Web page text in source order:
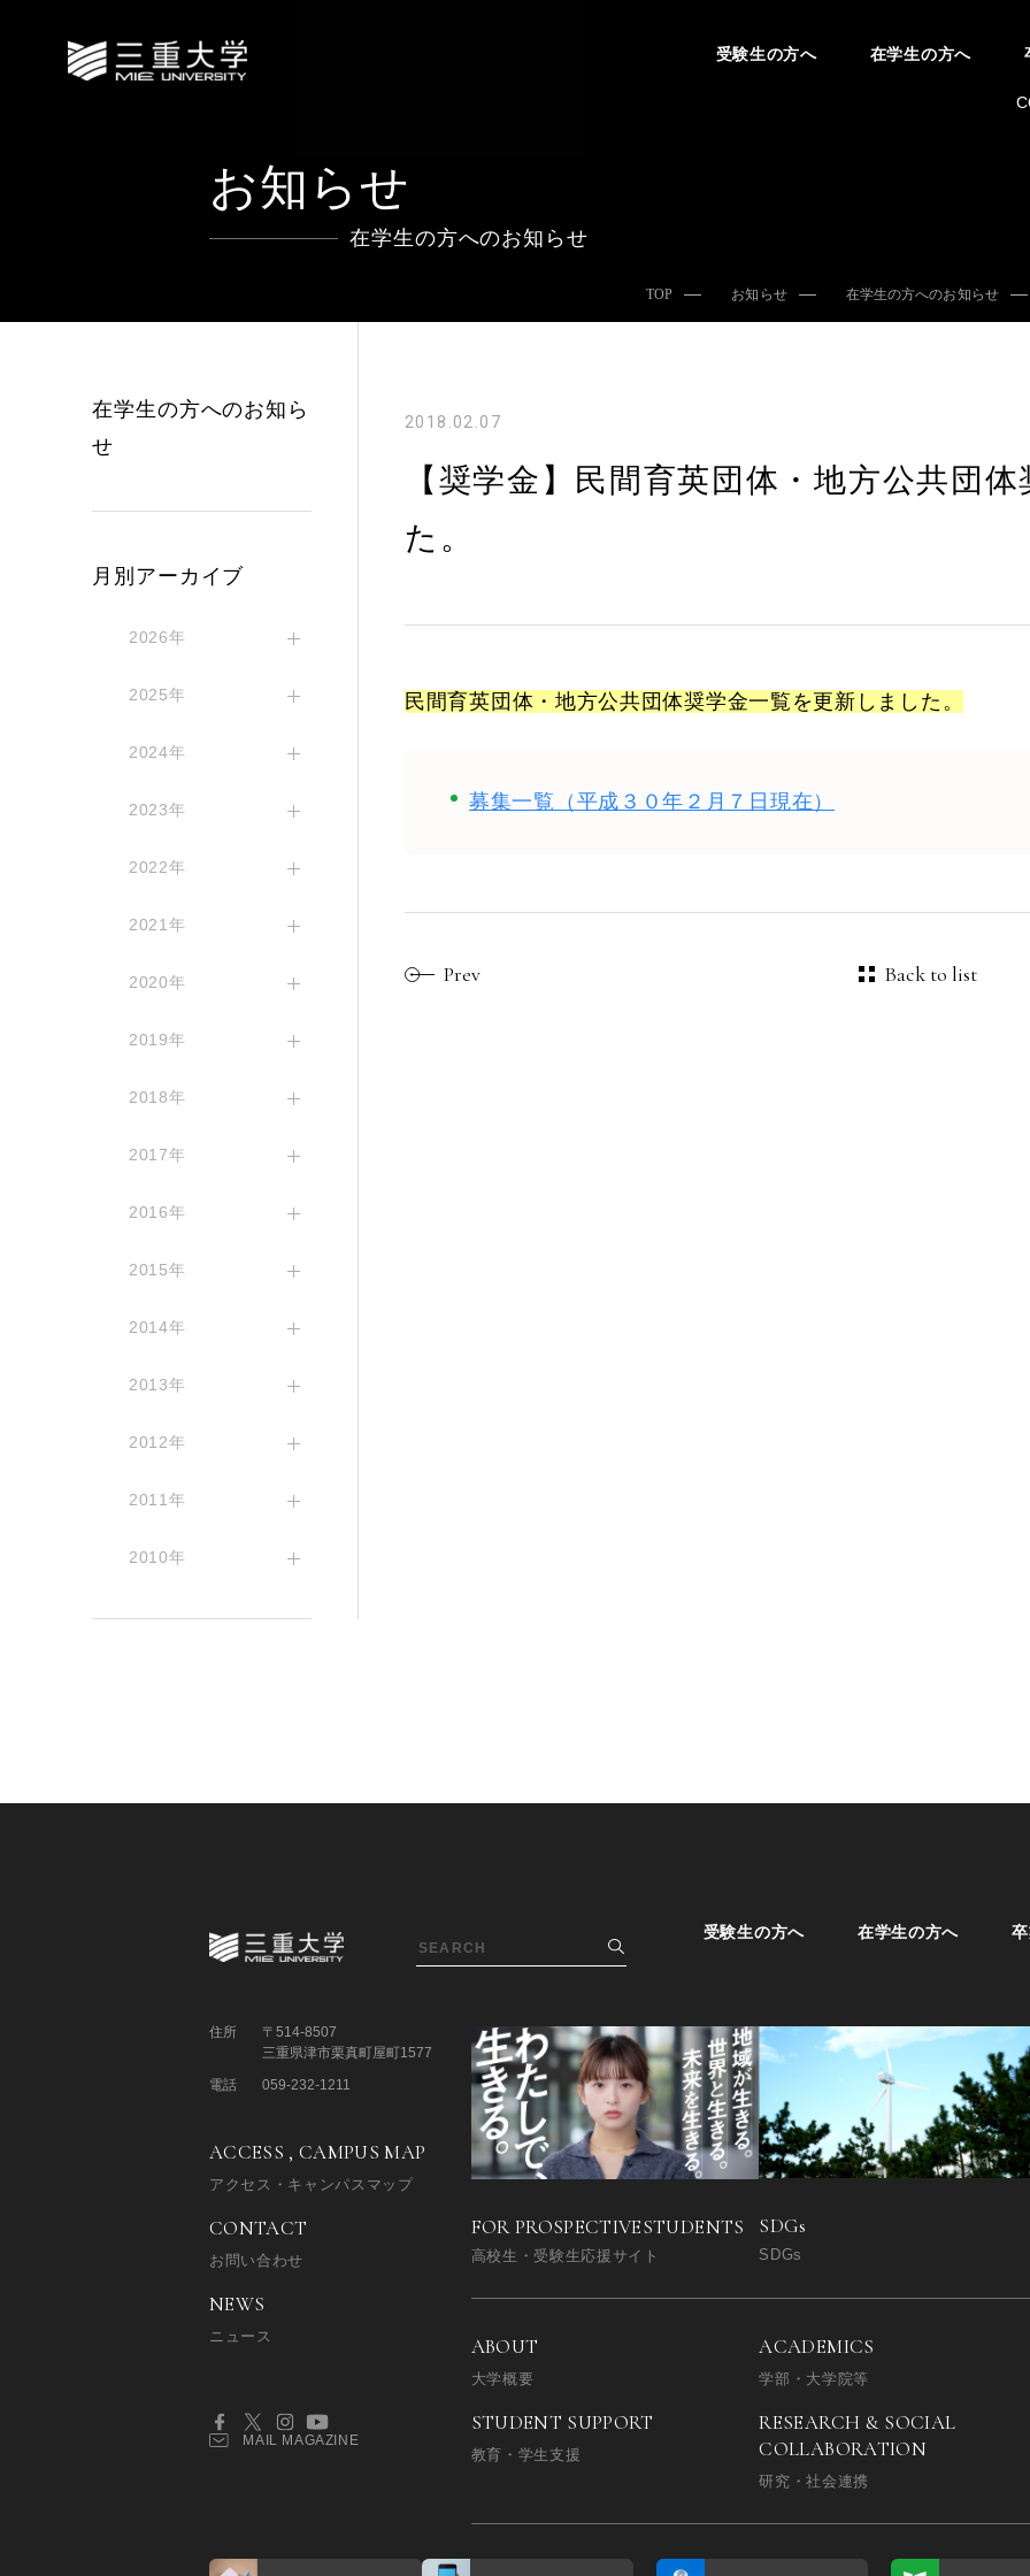
受験生の方へ 在学生の方へ
お知らせ
在学生の方へのお知らせ
TOP お知らせ 在学生の方へのお知らせ
2018.02.07
【奨学金】民間育英団体・地方公共団
た。
民間育英団体・地方公共団体奨学金一覧を更新しました。
募集一覧（平成３０年２月７日現在）
Prev Back to list
在学生の方へのお知ら
せ
月別アーカイブ
2026年
2025年
2024年
2023年
2022年
2021年
2020年
2019年
2018年
2017年
2016年
2015年
2014年
2013年
2012年
2011年
2010年
受験生の方へ 在学生の方へ
FOR PROSPECTIVESTUDENTS
高校生・受験生応援サイト
SDGs
SDGs
ABOUT
大学概要
ACADEMICS
学部・大学院等
STUDENT SUPPORT
教育・学生支援
RESEARCH & SOCIAL
COLLABORATION
研究・社会連携
住所
〒514-8507
三重県津市栗真町屋町1577
電話
059-232-1211
ACCESS , CAMPUS MAP
アクセス・キャンパスマップ
CONTACT
お問い合わせ
NEWS
ニュース
MAIL MAGAZINE